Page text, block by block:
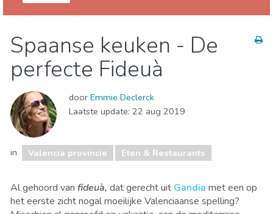
Eten & Restaurants
Kind & Familie
Lokale evenementen
Museum & Kunst
Stranden
Winkelen Waar verblijven
Spaanse keuken - De
perfecte Fideuà
door Emmie Declerck
Laatste update: 22 aug 2019
in Valencia provincie Eten & Restaurants
Al gehoord van fideuà, dat gerecht uit Gandia met een op
het eerste zicht nogal moeilijke Valenciaanse spelling?